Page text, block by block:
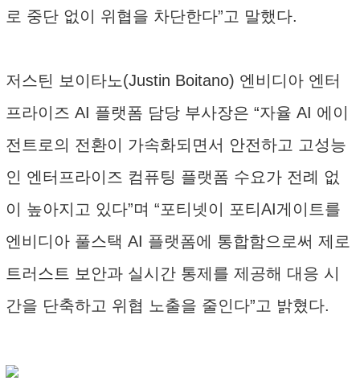
로 중단 없이 위협을 차단한다”고 말했다.
저스틴 보이타노(Justin Boitano) 엔비디아 엔터
프라이즈 AI 플랫폼 담당 부사장은 “자율 AI 에이
전트로의 전환이 가속화되면서 안전하고 고성능
인 엔터프라이즈 컴퓨팅 플랫폼 수요가 전례 없
이 높아지고 있다”며 “포티넷이 포티AI게이트를
엔비디아 풀스택 AI 플랫폼에 통합함으로써 제로
트러스트 보안과 실시간 통제를 제공해 대응 시
간을 단축하고 위협 노출을 줄인다”고 밝혔다.